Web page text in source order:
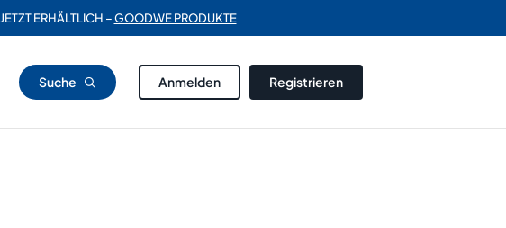
JETZT ERHÄLTLICH –GOODWE PRODUKTE
Suche Anmelden Registrieren